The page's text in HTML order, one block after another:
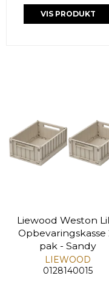
VIS PRODUKT
Liewood Weston
Opbevaringskasse
pak - Sandy
LIEWOOD
0128140015